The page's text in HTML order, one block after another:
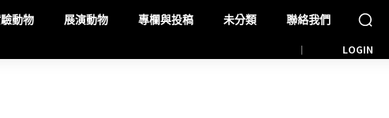
動物 展演動物 專欄與投稿 未分類 聯絡我們
LOGIN